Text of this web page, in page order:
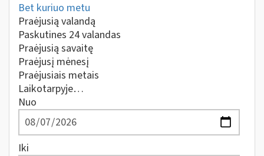
Bet kuriuo metu
Praėjusią valandą
Paskutines 24 valandas
Praėjusią savaitę
Praėjusį mėnesį
Praėjusiais metais
Laikotarpyje…
Nuo
Iki